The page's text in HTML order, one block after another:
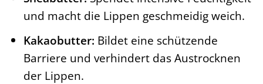
und macht die Lippen geschmeidig weich.
Kakaobutter: Bildet eine schützende
Barriere und verhindert das Austrocknen
der Lippen.